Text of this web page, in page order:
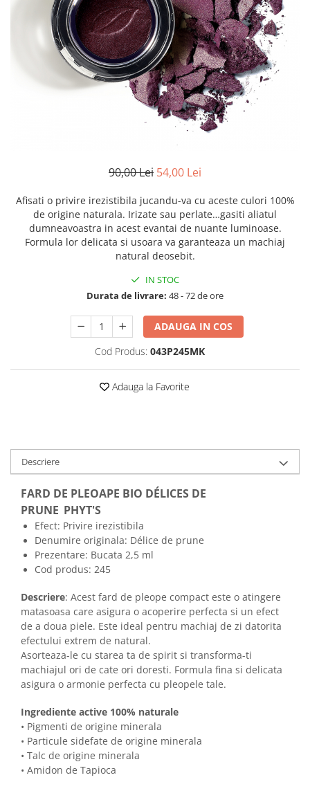
Creme bio anti-poluare
Creme bio piele grasă acneică
90,00 Lei 54,00 Lei
Afisati o privire irezistibila jucandu-va cu aceste culori 100%
de origine naturala. Irizate sau perlate…gasiti aliatul
dumneavoastra in acest evantai de nuante luminoase.
Formula lor delicata si usoara va garanteaza un machiaj
natural deosebit.
IN STOC
Durata de livrare: 48 - 72 de ore
ADAUGA IN COS
Cod Produs: 043P245MK
Adauga la Favorite
Descriere
FARD DE PLEOAPE BIO DÉLICES DE
PRUNE PHYT'S
Efect: Privire irezistibila
Denumire originala: Délice de prune
Prezentare: Bucata 2,5 ml
Cod produs: 245
Descriere: Acest fard de pleope compact este o atingere
matasoasa care asigura o acoperire perfecta si un efect
de a doua piele. Este ideal pentru machiaj de zi datorita
efectului extrem de natural.
Asorteaza-le cu starea ta de spirit si transforma-ti
machiajul ori de cate ori doresti. Formula fina si delicata
asigura o armonie perfecta cu pleopele tale.
Ingrediente active 100% naturale
• Pigmenti de origine minerala
• Particule sidefate de origine minerala
• Talc de origine minerala
• Amidon de Tapioca